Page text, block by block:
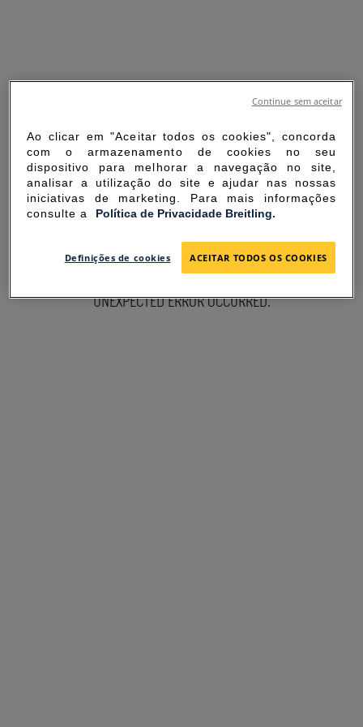
SORRY FOR THE
INCONVENIENCE
UNEXPECTED ERROR OCCURRED.
Ao clicar em "Aceitar todos os cookies", concorda
com o armazenamento de cookies no seu
dispositivo para melhorar a navegação no site,
analisar a utilização do site e ajudar nas nossas
iniciativas de marketing. Para mais informações
consulte a
Política de Privacidade Breitling.
Definições de cookies ACEITAR TODOS OS COOKIES
Continue sem aceitar